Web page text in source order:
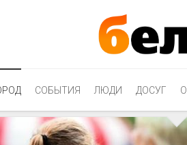
СОБЫТИЯ ЛЮДИ ДОСУГ